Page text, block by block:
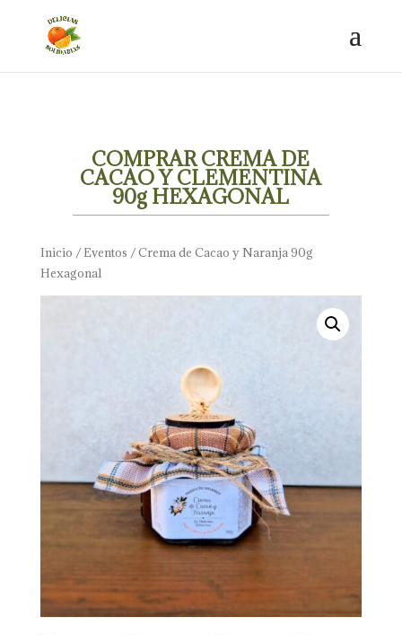
COMPRAR CREMA DE
CACAO Y CLEMENTINA
90g HEXAGONAL
Inicio /Eventos / Crema de Cacao y Naranja 90g
Hexagonal